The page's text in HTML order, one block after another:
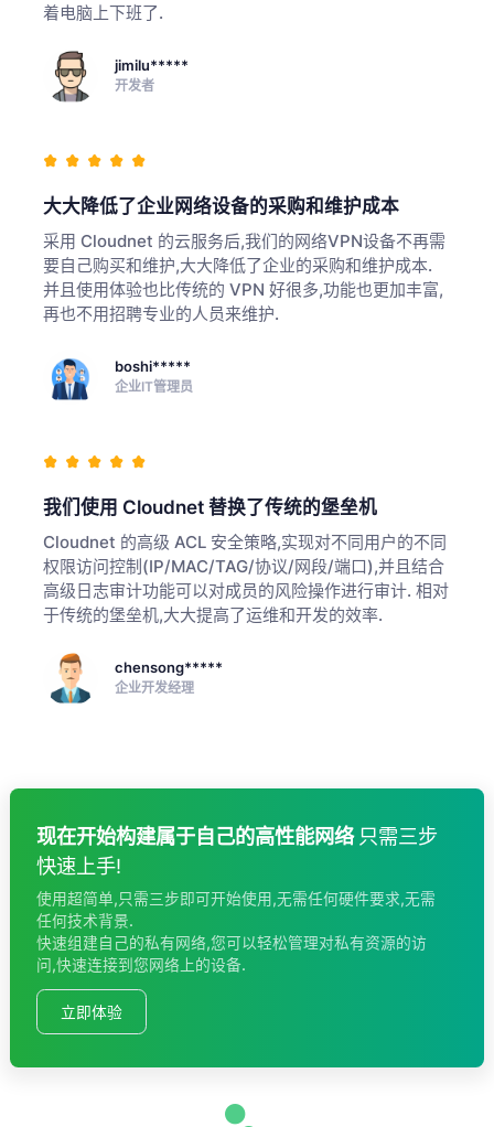
着电脑上下班了.
jimilu*****
开发者
大大降低了企业网络设备的采购和维护成本
采用 Cloudnet 的云服务后,我们的网络VPN设备不再需
要自己购买和维护,大大降低了企业的采购和维护成本.
并且使用体验也比传统的 VPN 好很多,功能也更加丰富,
再也不用招聘专业的人员来维护.
boshi*****
企业IT管理员
我们使用 Cloudnet 替换了传统的堡垒机
Cloudnet 的高级 ACL 安全策略,实现对不同用户的不同
权限访问控制(IP/MAC/TAG/协议/网段/端口),并且结合
高级日志审计功能可以对成员的风险操作进行审计. 相对
于传统的堡垒机,大大提高了运维和开发的效率.
chensong*****
企业开发经理
现在开始构建属于自己的高性能网络 只需三步
快速上手!
使用超简单,只需三步即可开始使用,无需任何硬件要求,无需
任何技术背景.
快速组建自己的私有网络,您可以轻松管理对私有资源的访
问,快速连接到您网络上的设备.
立即体验